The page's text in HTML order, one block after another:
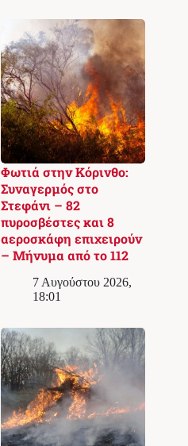
Φωτιά στην Κόρινθο:
Συναγερμός στο
Στεφάνι – 82
πυροσβέστες και 8
αεροσκάφη επιχειρούν
– Μήνυμα από το 112
7 Αυγούστου 2026,
18:01